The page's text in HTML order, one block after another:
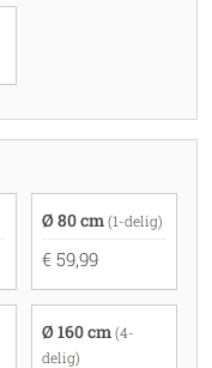
Ø 80 cm (1-delig)
€ 59,99
Ø 160 cm (4-
delig)